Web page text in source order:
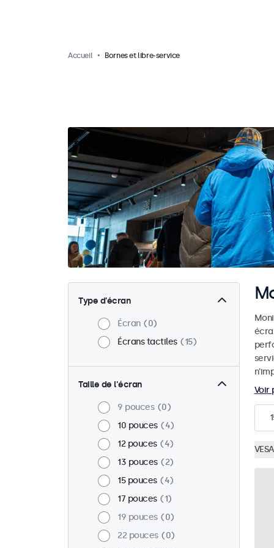
Accueil Bornes et libre-service
Type d’écran
Écran
0
Écrans tactiles
15
Taille de l'écran
9 pouces
0
10 pouces
4
12 pouces
4
13 pouces
2
15 pouces
4
17 pouces
1
19 pouces
0
22 pouces
0
Voir